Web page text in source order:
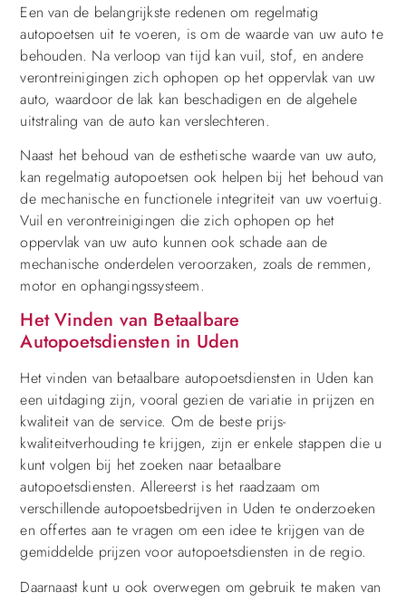
Een van de belangrijkste redenen om regelmatig
autopoetsen uit te voeren, is om de waarde van uw auto te
behouden. Na verloop van tijd kan vuil, stof, en andere
verontreinigingen zich ophopen op het oppervlak van uw
auto, waardoor de lak kan beschadigen en de algehele
uitstraling van de auto kan verslechteren.
Naast het behoud van de esthetische waarde van uw auto,
kan regelmatig autopoetsen ook helpen bij het behoud van
de mechanische en functionele integriteit van uw voertuig.
Vuil en verontreinigingen die zich ophopen op het
oppervlak van uw auto kunnen ook schade aan de
mechanische onderdelen veroorzaken, zoals de remmen,
motor en ophangingssysteem.
Het Vinden van Betaalbare
Autopoetsdiensten in Uden
Het vinden van betaalbare autopoetsdiensten in Uden kan
een uitdaging zijn, vooral gezien de variatie in prijzen en
kwaliteit van de service. Om de beste prijs-
kwaliteitverhouding te krijgen, zijn er enkele stappen die u
kunt volgen bij het zoeken naar betaalbare
autopoetsdiensten. Allereerst is het raadzaam om
verschillende autopoetsbedrijven in Uden te onderzoeken
en offertes aan te vragen om een idee te krijgen van de
gemiddelde prijzen voor autopoetsdiensten in de regio.
Daarnaast kunt u ook overwegen om gebruik te maken van